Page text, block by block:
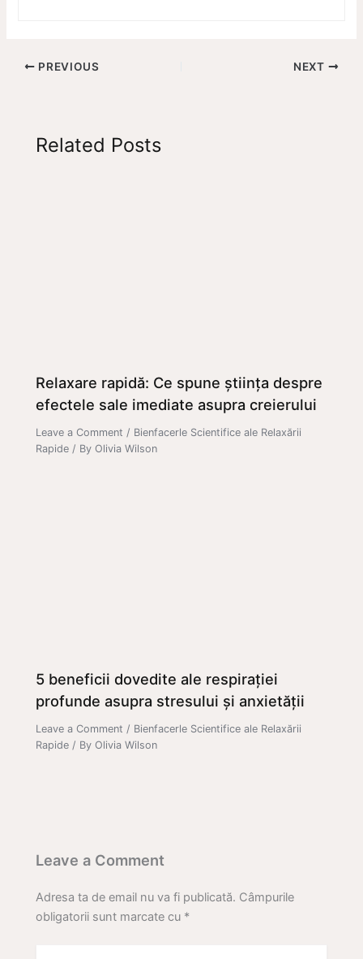
PREVIOUS NEXT
Related Posts
Relaxare rapidă: Ce spune știința despre
efectele sale imediate asupra creierului
Leave a Comment / Bienfacerle Scientifice ale Relaxării
Rapide / ByOlivia Wilson
5 beneficii dovedite ale respirației
profunde asupra stresului și anxietății
Leave a Comment / Bienfacerle Scientifice ale Relaxării
Rapide / ByOlivia Wilson
Leave a Comment
Adresa ta de email nu va fi publicată. Câmpurile
obligatorii sunt marcate cu *